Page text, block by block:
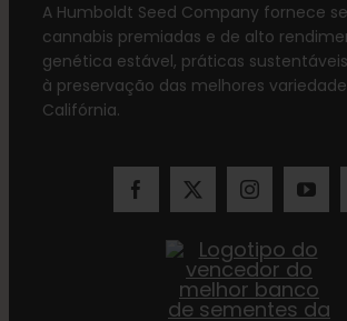
A Humboldt Seed Company fornece
cannabis premiadas e de alto
genética estável, práticas
à preservação das melhores
Califórnia.